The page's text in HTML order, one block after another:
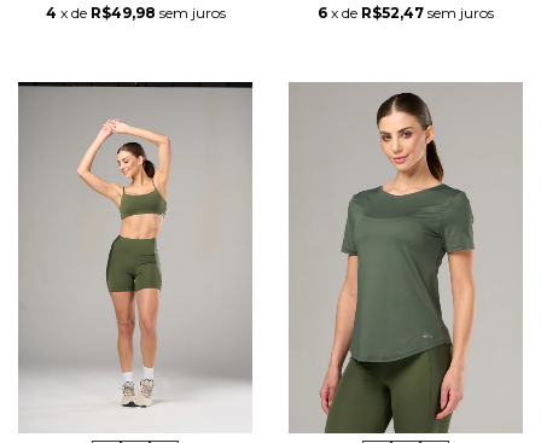
4 x de R$49,98 sem juros 6 x de R$52,47 sem juros